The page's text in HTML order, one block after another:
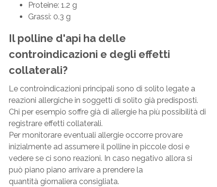
Proteine: 1.2 g
Grassi: 0.3 g
Il polline d'api ha delle
controindicazioni e degli effetti
collaterali?
Le controindicazioni principali sono di solito legate a
reazioni allergiche in soggetti di solito già predisposti.
Chi per esempio soffre già di allergie ha più possibilità di
registrare effetti collaterali.
Per monitorare eventuali allergie occorre provare
inizialmente ad assumere il polline in piccole dosi e
vedere se ci sono reazioni. In caso negativo allora si
può piano piano arrivare a prendere la
quantità giornaliera consigliata.